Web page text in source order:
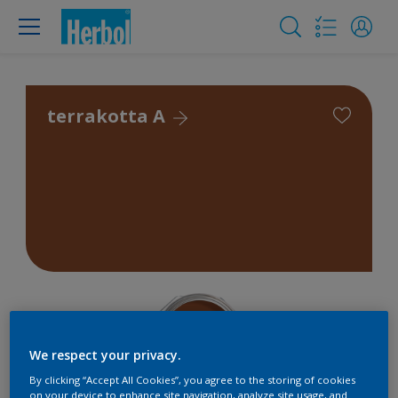
terrakotta A
We respect your privacy.
By clicking “Accept All Cookies”, you agree to the storing of cookies
on your device to enhance site navigation, analyze site usage, and